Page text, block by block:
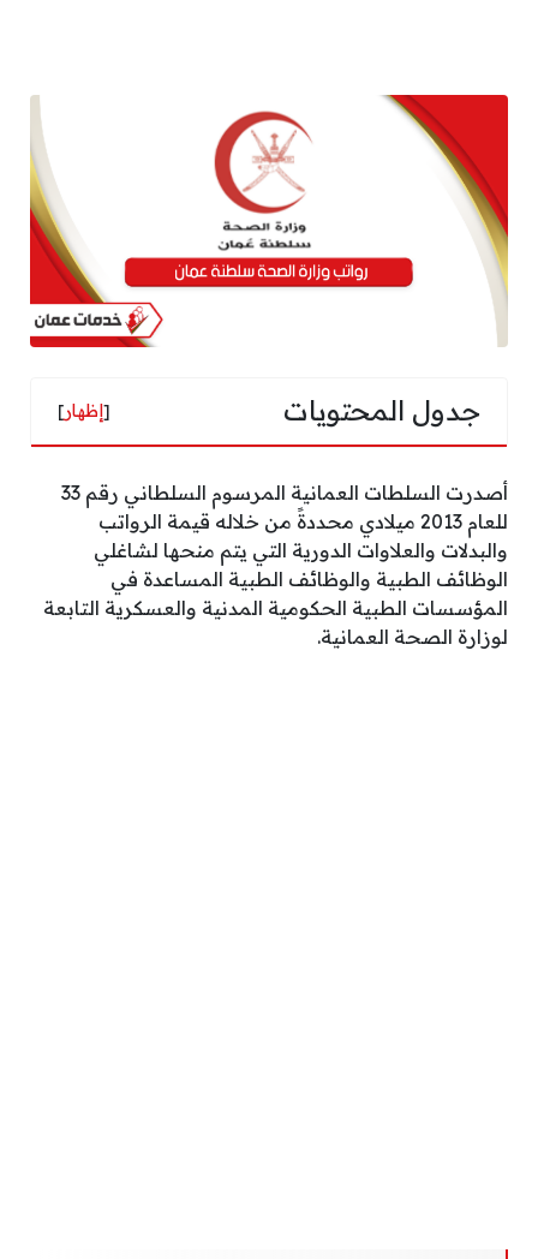
جدول المحتويات [إظهار]
أصدرت السلطات العمانية المرسوم السلطاني رقم 33
للعام 2013 ميلادي محددةً من خلاله قيمة الرواتب
والبدلات والعلاوات الدورية التي يتم منحها لشاغلي
الوظائف الطبية والوظائف الطبية المساعدة في
المؤسسات الطبية الحكومية المدنية والعسكرية التابعة
لوزارة الصحة العمانية.